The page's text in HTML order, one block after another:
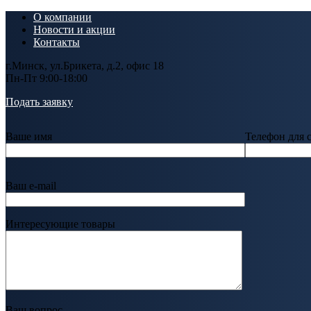
О компании
Новости и акции
Контакты
г.Минск, ул.Брикета, д.2, офис 18
Пн-Пт 9:00-18:00
Подать заявку
Ваше имя Телефон для
Ваш e-mail
Интересующие товары